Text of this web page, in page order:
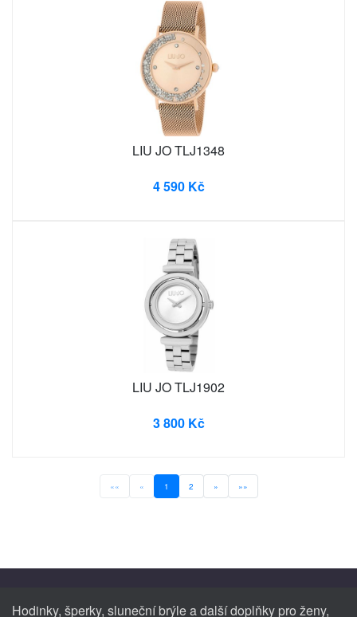
LIU JO TLJ1348
4 590 Kč
LIU JO TLJ1902
3 800 Kč
«« « 1 2 » »»
Hodinky, šperky, sluneční brýle a další doplňky pro ženy,